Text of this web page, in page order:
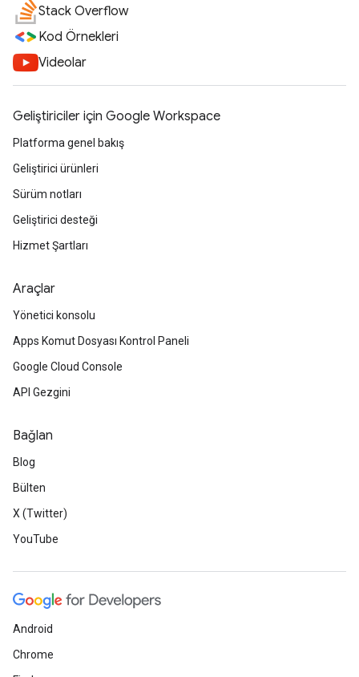
Stack Overflow
Kod Örnekleri
Videolar
Geliştiriciler için Google Workspace
Platforma genel bakış
Geliştirici ürünleri
Sürüm notları
Geliştirici desteği
Hizmet Şartları
Araçlar
Yönetici konsolu
Apps Komut Dosyası Kontrol Paneli
Google Cloud Console
API Gezgini
Bağlan
Blog
Bülten
X (Twitter)
YouTube
Android
Chrome